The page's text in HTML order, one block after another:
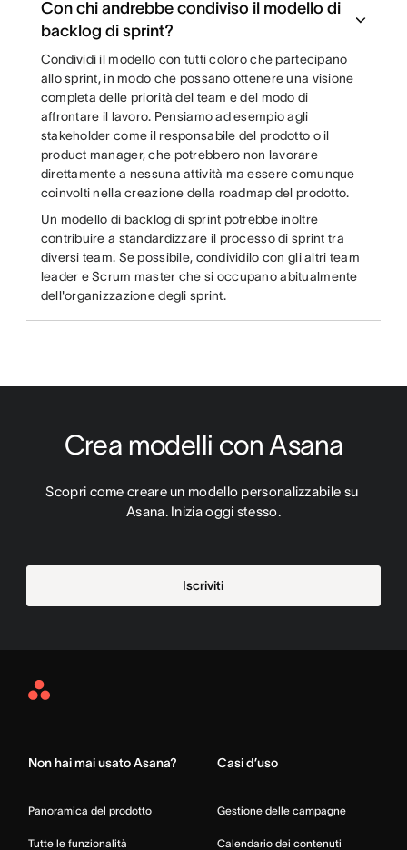
Con chi andrebbe condiviso il modello di
backlog di sprint?
Condividi il modello con tutti coloro che partecipano
allo sprint, in modo che possano ottenere una visione
completa delle priorità del team e del modo di
affrontare il lavoro. Pensiamo ad esempio agli
stakeholder come il responsabile del prodotto o il
product manager, che potrebbero non lavorare
direttamente a nessuna attività ma essere comunque
coinvolti nella creazione della roadmap del prodotto.
Un modello di backlog di sprint potrebbe inoltre
contribuire a standardizzare il processo di sprint tra
diversi team. Se possibile, condividilo con gli altri team
leader e Scrum master che si occupano abitualmente
dell'organizzazione degli sprint.
Crea modelli con Asana
Scopri come creare un modello personalizzabile su
Asana. Inizia oggi stesso.
Iscriviti
Asana
Non hai mai usato Asana?
Panoramica del prodotto
Tutte le funzionalità
Casi d’uso
Gestione delle campagne
Calendario dei contenuti